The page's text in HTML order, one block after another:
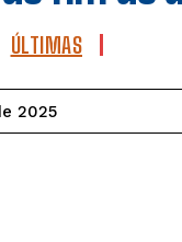
ÚLTIMAS
2025